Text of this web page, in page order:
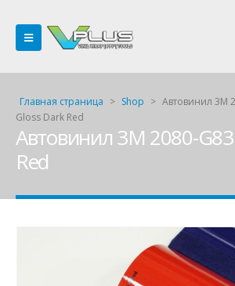
Главная страница > Shop > Автовинил 3M
Gloss Dark Red
Автовинил 3M 2080-
Red